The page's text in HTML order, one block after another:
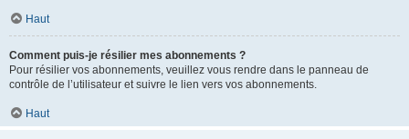
Haut
Comment puis-je résilier mes abonnements ?
Pour résilier vos abonnements, veuillez vous rendre dans le panneau de
contrôle de l’utilisateur et suivre le lien vers vos abonnements.
Haut